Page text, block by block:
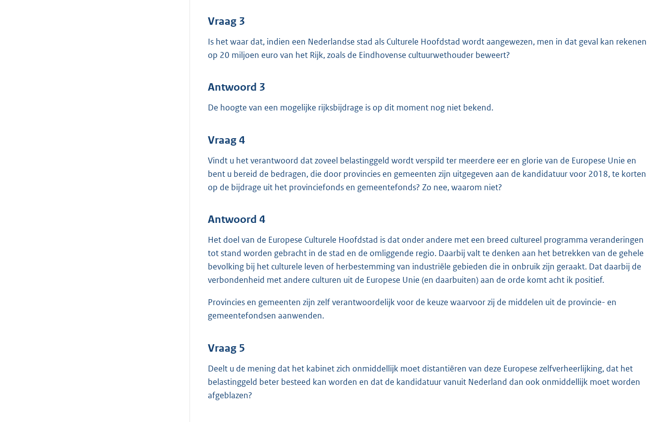
Vraag 3
Is het waar dat, indien een Nederlandse stad als Culturele Hoofdstad wordt aangewezen, men in dat geval kan rekenen
op 20 miljoen euro van het Rijk, zoals de Eindhovense cultuurwethouder beweert?
Antwoord 3
De hoogte van een mogelijke rijksbijdrage is op dit moment nog niet bekend.
Vraag 4
Vindt u het verantwoord dat zoveel belastinggeld wordt verspild ter meerdere eer en glorie van de Europese Unie en
bent u bereid de bedragen, die door provincies en gemeenten zijn uitgegeven aan de kandidatuur voor 2018, te korten
op de bijdrage uit het provinciefonds en gemeentefonds? Zo nee, waarom niet?
Antwoord 4
Het doel van de Europese Culturele Hoofdstad is dat onder andere met een breed cultureel programma veranderingen
tot stand worden gebracht in de stad en de omliggende regio. Daarbij valt te denken aan het betrekken van de gehele
bevolking bij het culturele leven of herbestemming van industriële gebieden die in onbruik zijn geraakt. Dat daarbij de
verbondenheid met andere culturen uit de Europese Unie (en daarbuiten) aan de orde komt acht ik positief.
Provincies en gemeenten zijn zelf verantwoordelijk voor de keuze waarvoor zij de middelen uit de provincie- en
gemeentefondsen aanwenden.
Vraag 5
Deelt u de mening dat het kabinet zich onmiddellijk moet distantiëren van deze Europese zelfverheerlijking, dat het
belastinggeld beter besteed kan worden en dat de kandidatuur vanuit Nederland dan ook onmiddellijk moet worden
afgeblazen?